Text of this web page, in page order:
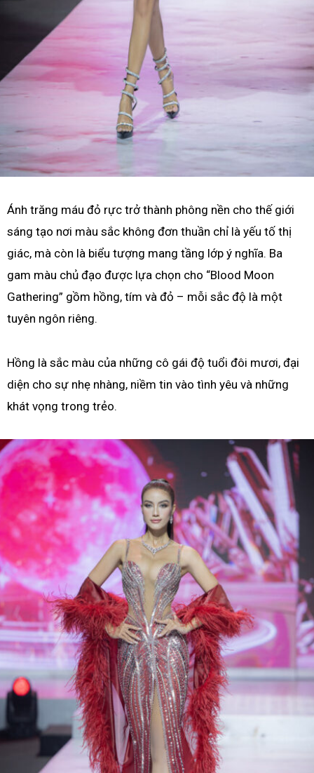
Ánh trăng máu đỏ rực trở thành phông nền cho thế giới
sáng tạo nơi màu sắc không đơn thuần chỉ là yếu tố thị
giác, mà còn là biểu tượng mang tầng lớp ý nghĩa. Ba
gam màu chủ đạo được lựa chọn cho “Blood Moon
Gathering” gồm hồng, tím và đỏ – mỗi sắc độ là một
tuyên ngôn riêng.
Hồng là sắc màu của những cô gái độ tuổi đôi mươi, đại
diện cho sự nhẹ nhàng, niềm tin vào tình yêu và những
khát vọng trong trẻo.